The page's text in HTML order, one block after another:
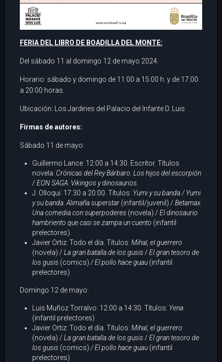
FERIA DEL LIBRO DE BOADILLA DEL MONTE:
Del sábado 11 al domingo 12 de mayo 2024.
Horario: sábado y domingo de 11:00 a 15:00 h. y de 17:00
a 20:00 horas.
Ubicación: Los Jardines del Palacio del Infante D. Luis
Firmas de autores:
Sábado 11 de mayo:
Guillermo Lance: 12:00 a 14:30. Escritor. Títulos
novela: Crónicas del Rey Bárbaro. Los hijos del escorpión
/ EON SAGA. Vikingos y dinosaurios.
J. Olloqui: 17:30 a 20:00. Títulos: Yumi y su banda / Yumi
y su banda. Alimaña superstar (infantil/juvenil) / Betamax.
Una comedia con superpoderes (novela) / El dinosaurio
hambriento que casi se zampa un cuento (infantil
prelectores).
Javier Ortiz: Todo el día. Títulos: Mihal, el guerrero
(novela) / La gran batalla de los gusis / El gran tesoro de
los gusis (comics) / El pollo hace guau (infantil
prelectores)
Domingo 12 de mayo:
Luis Muñoz Torralvo: 12:00 a 14:30. Títulos: Yena
(infantil prelectores)
Javier Ortiz: Todo el día. Títulos: Mihal, el guerrero
(novela) / La gran batalla de los gusis / El gran tesoro de
los gusis (comics) / El pollo hace guau (infantil
prelectores)